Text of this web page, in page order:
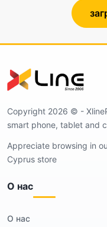
Copyright 2026 ©️ -
smart phone, tablet and
Appreciate browsing in
Cyprus store
О нас
О нас